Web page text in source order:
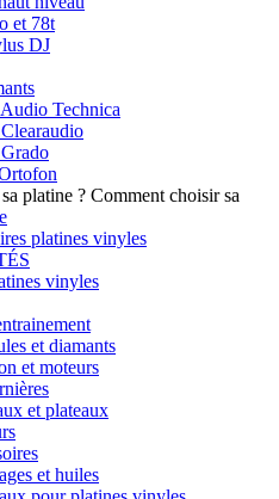
et 78t
DJ
Technica
Comment choisir sa
platines vinyles
vinyles
et diamants
et moteurs
et plateaux
et huiles